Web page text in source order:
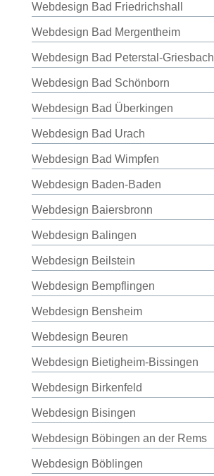
Webdesign Bad Friedrichshall
Webdesign Bad Mergentheim
Webdesign Bad Peterstal-Griesbach
Webdesign Bad Schönborn
Webdesign Bad Überkingen
Webdesign Bad Urach
Webdesign Bad Wimpfen
Webdesign Baden-Baden
Webdesign Baiersbronn
Webdesign Balingen
Webdesign Beilstein
Webdesign Bempflingen
Webdesign Bensheim
Webdesign Beuren
Webdesign Bietigheim-Bissingen
Webdesign Birkenfeld
Webdesign Bisingen
Webdesign Böbingen an der Rems
Webdesign Böblingen